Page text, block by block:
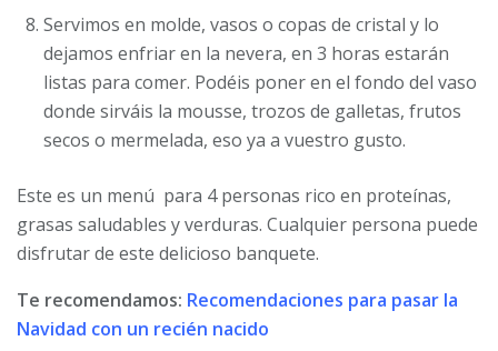
Servimos en molde, vasos o copas de cristal y lo
dejamos enfriar en la nevera, en 3 horas estarán
listas para comer. Podéis poner en el fondo del vaso
donde sirváis la mousse, trozos de galletas, frutos
secos o mermelada, eso ya a vuestro gusto.
Este es un menú para 4 personas rico en proteínas,
grasas saludables y verduras. Cualquier persona puede
disfrutar de este delicioso banquete.
Te recomendamos: Recomendaciones para pasar la
Navidad con un recién nacido